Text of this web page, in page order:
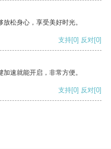
松身心，享受美好时光。
支持[0] 反对[0]
速就能开启，非常方便。
支持[0] 反对[0]